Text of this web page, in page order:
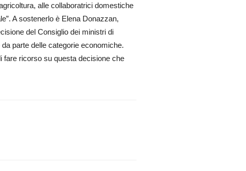
alle collaboratrici domestiche
A sostenerlo è Elena Donazzan,
del Consiglio dei ministri di
parte delle categorie economiche.
fare ricorso su questa decisione che